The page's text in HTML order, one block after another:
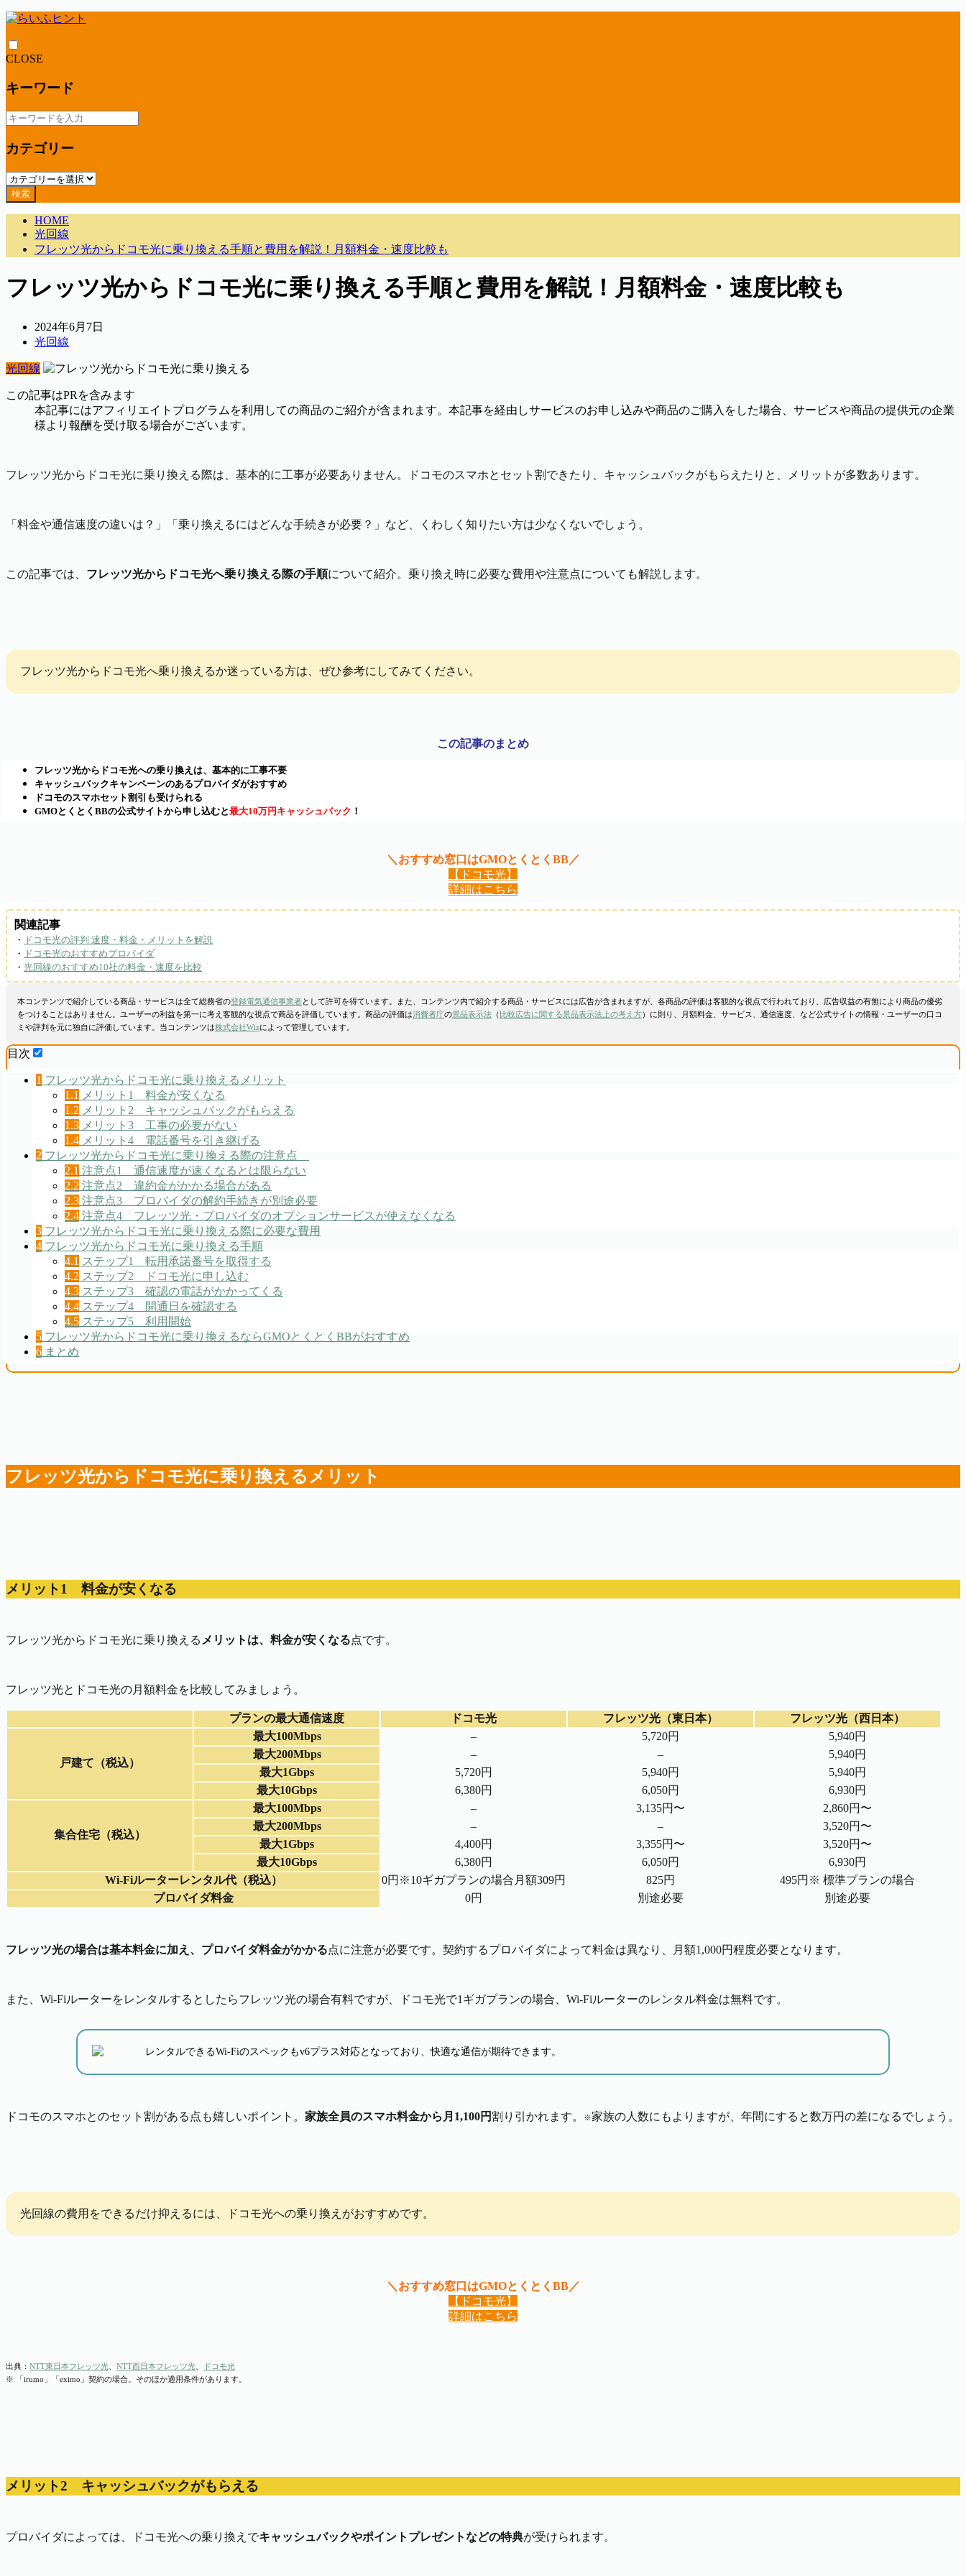
CLOSE
キーワード
カテゴリー
検索
HOME
光回線
フレッツ光からドコモ光に乗り換える手順と費用を解説！月額料金・速度比較も
フレッツ光からドコモ光に乗り換える手順と費用を解説！月額料金・速度比較も
2024年6月7日
光回線
光回線
この記事はPRを含みます
本記事にはアフィリエイトプログラムを利用しての商品のご紹介が含まれます。本記事を経由しサービスのお申し込みや商品のご購入をした場合、サービスや商品の提供元の企業
様より報酬を受け取る場合がございます。
フレッツ光からドコモ光に乗り換える際は、基本的に工事が必要ありません。ドコモのスマホとセット割できたり、キャッシュバックがもらえたりと、メリットが多数あります。
「料金や通信速度の違いは？」「乗り換えるにはどんな手続きが必要？」など、くわしく知りたい方は少なくないでしょう。
この記事では、 フレッツ光からドコモ光へ乗り換える際の手順について紹介。乗り換え時に必要な費用や注意点についても解説します。
フレッツ光からドコモ光へ乗り換えるか迷っている方は、ぜひ参考にしてみてください。
この記事のまとめ
フレッツ光からドコモ光への乗り換えは、 基本的に工事不要
キャッシュバックキャンペーンのあるプロバイダがおすすめ
ドコモのスマホセット割引 も受けられる
GMOとくとくBBの公式サイトから申し込むと最大10万円キャッシュバック ！
＼おすすめ窓口はGMOとくとくBB／
【ドコモ光】
詳細はこちら
関連記事
・ ドコモ光の評判 速度・料金・メリットを解説
・ ドコモ光のおすすめプロバイダ
・ 光回線のおすすめ10社の料金・速度を比較
本コンテンツで紹介している商品・サービスは全て総務省の登録電気通信事業者として許可を得ています。また、コンテンツ内で紹介する商品・サービスには広告が含まれますが、各商品の評価は客観的な視点で行われており、広告収益の有無により商品の優劣
をつけることはありません。ユーザーの利益を第一に考え客観的な視点で商品を評価しています。商品の評価は消費者庁の景品表示法 （ 比較広告に関する景品表示法上の考え方）に則り、月額料金、サービス、通信速度、など公式サイトの情報・ユーザーの口コ
ミや評判を元に独自に評価しています。当コンテンツは株式会社Wizによって管理しています。
目次
1 フレッツ光からドコモ光に乗り換えるメリット
1.1
メリット1 料金が安くなる
1.2 メリット2 キャッシュバックがもらえる
1.3 メリット3 工事の必要がない
1.4 メリット4 電話番号を引き継げる
2 フレッツ光からドコモ光に乗り換える際の注意点
2.1 注意点1 通信速度が速くなるとは限らない
2.2 注意点2 違約金がかかる場合がある
2.3 注意点3 プロバイダの解約手続きが別途必要
2.4 注意点4 フレッツ光・プロバイダのオプションサービスが使えなくなる
3 フレッツ光からドコモ光に乗り換える際に必要な費用
4 フレッツ光からドコモ光に乗り換える手順
4.1 ステップ1 転用承諾番号を取得する
4.2 ステップ2 ドコモ光に申し込む
4.3 ステップ3 確認の電話がかかってくる
4.4 ステップ4 開通日を確認する
4.5 ステップ5 利用開始
5 フレッツ光からドコモ光に乗り換えるならGMOとくとくBBがおすすめ
6 まとめ
フレッツ光からドコモ光に乗り換えるメリット
メリット1 料金が安くなる
フレッツ光からドコモ光に乗り換える メリットは、料金が安くなる点です。
フレッツ光とドコモ光の月額料金を比較してみましょう。
プランの最大通信速度 ドコモ光 フレッツ光（東日本） フレッツ光（西日本）
戸建て（税込）
最大100Mbps – 5,720円
5,940円
最大200Mbps
– –
5,940円
最大1Gbps
5,720円 5,940円
5,940円
最大10Gbps
6,380円 6,050円 6,930円
集合住宅（税込）
最大100Mbps – 3,135円〜
2,860円〜
最大200Mbps
– –
3,520円〜
最大1Gbps
4,400円 3,355円〜
3,520円〜
最大10Gbps
6,380円 6,050円
6,930円
Wi-Fiルーターレンタル代（税込）
0円※10ギガプランの場合月額309円 825円
495円※ 標準プランの場合
プロバイダ料金
0円 別途必要 別途必要
フレッツ光の場合は基本料金に加え、プロバイダ料金がかかる点に注意が必要です。契約するプロバイダによって料金は異なり、月額1,000円程度必要となります。
また、Wi-Fiルーターをレンタルするとしたらフレッツ光の場合有料ですが、ドコモ光で1ギガプランの場合、Wi-Fiルーターのレンタル料金は無料です。
レンタルできるWi-Fiのスペックもv6プラス対応となっており、快適な通信が期待できます。
ドコモのスマホとのセット割がある点も嬉しいポイント。 家族全員のスマホ料金から月1,100円割り引かれます。 ※家族の人数にもよりますが、年間にすると数万円の差になるでしょう。
光回線の費用をできるだけ抑えるには、ドコモ光への乗り換えがおすすめです。
＼おすすめ窓口はGMOとくとくBB／
【ドコモ光】
詳細はこちら
出典： NTT東日本フレッツ光 NTT西日本フレッツ光
ドコモ光
※ 「irumo」「eximo」契約の場合。そのほか適用条件があります。
メリット2 キャッシュバックがもらえる
プロバイダによっては、ドコモ光への乗り換えでキャッシュバックやポイントプレゼントなどの特典が受けられます。